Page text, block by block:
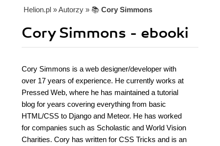
Helion.pl » Autorzy » 📚 Cory Simmons
Cory Simmons - ebooki
Cory Simmons is a web designer/developer with
over 17 years of experience. He currently works at
Pressed Web, where he has maintained a tutorial
blog for years covering everything from basic
HTML/CSS to Django and Meteor. He has worked
for companies such as Scholastic and World Vision
Charities. Cory has written for CSS Tricks and is an